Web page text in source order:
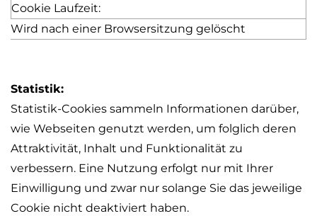
Cookie Laufzeit:
Wird nach einer Browsersitzung gelöscht
Statistik:
Statistik-Cookies sammeln Informationen darüber,
wie Webseiten genutzt werden, um folglich deren
Attraktivität, Inhalt und Funktionalität zu
verbessern. Eine Nutzung erfolgt nur mit Ihrer
Einwilligung und zwar nur solange Sie das jeweilige
Cookie nicht deaktiviert haben.